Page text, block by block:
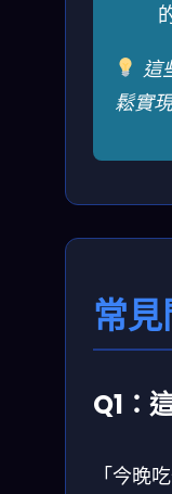
這
鬆實
常
Q1：
「今晚